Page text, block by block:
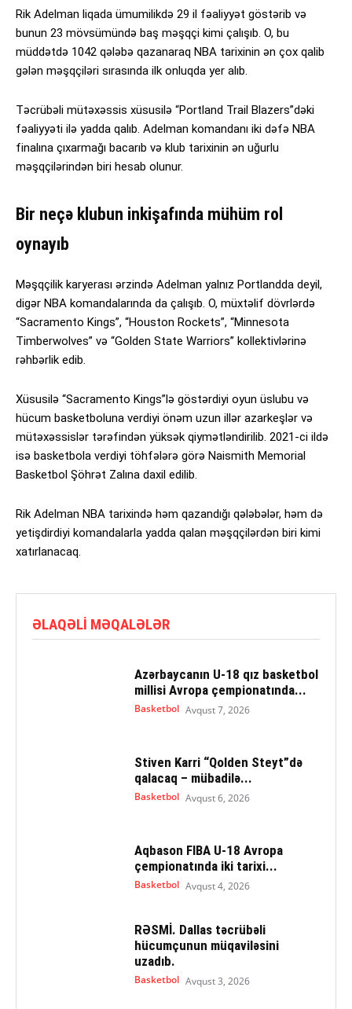
Rik Adelman liqada ümumilikdə 29 il fəaliyyət göstərib və
bunun 23 mövsümündə baş məşqçi kimi çalışıb. O, bu
müddətdə 1042 qələbə qazanaraq NBA tarixinin ən çox qalib
gələn məşqçiləri sırasında ilk onluqda yer alıb.
Təcrübəli mütəxəssis xüsusilə “Portland Trail Blazers”dəki
fəaliyyəti ilə yadda qalıb. Adelman komandanı iki dəfə NBA
finalına çıxarmağı bacarıb və klub tarixinin ən uğurlu
məşqçilərindən biri hesab olunur.
Bir neçə klubun inkişafında mühüm rol
oynayıb
Məşqçilik karyerası ərzində Adelman yalnız Portlandda deyil,
digər NBA komandalarında da çalışıb. O, müxtəlif dövrlərdə
“Sacramento Kings”, “Houston Rockets”, “Minnesota
Timberwolves” və “Golden State Warriors” kollektivlərinə
rəhbərlik edib.
Xüsusilə “Sacramento Kings”lə göstərdiyi oyun üslubu və
hücum basketboluna verdiyi önəm uzun illər azarkeşlər və
mütəxəssislər tərəfindən yüksək qiymətləndirilib. 2021-ci ildə
isə basketbola verdiyi töhfələrə görə Naismith Memorial
Basketbol Şöhrət Zalına daxil edilib.
Rik Adelman NBA tarixində həm qazandığı qələbələr, həm də
yetişdirdiyi komandalarla yadda qalan məşqçilərdən biri kimi
xatırlanacaq.
ƏLAQƏLI MƏQALƏLƏR
Azərbaycanın U-18 qız basketbol
millisi Avropa çempionatında...
Basketbol Avqust 7, 2026
Stiven Karri “Qolden Steyt”də
qalacaq – mübadilə...
Basketbol Avqust 6, 2026
Aqbason FIBA U-18 Avropa
çempionatında iki tarixi...
Basketbol Avqust 4, 2026
RƏSMİ. Dallas təcrübəli
hücumçunun müqaviləsini
uzadıb.
Basketbol Avqust 3, 2026